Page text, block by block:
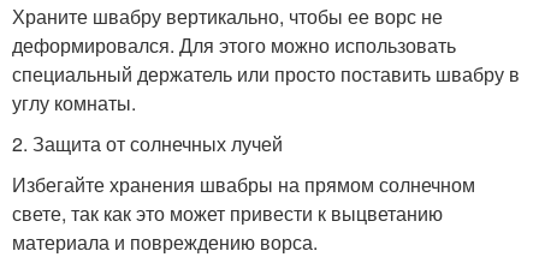
Храните швабру вертикально, чтобы ее ворс не
деформировался. Для этого можно использовать
специальный держатель или просто поставить швабру в
углу комнаты.
2. Защита от солнечных лучей
Избегайте хранения швабры на прямом солнечном
свете, так как это может привести к выцветанию
материала и повреждению ворса.